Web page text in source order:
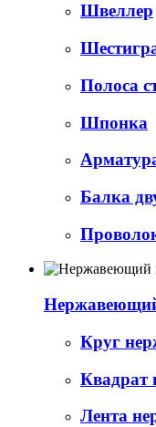
Швеллер
Полоса
Шпонка
Балка
Круг
Квадрат
Лента